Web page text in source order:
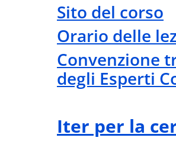
Sito del corso
Orario delle
Convenzione
degli Esperti
Iter per la